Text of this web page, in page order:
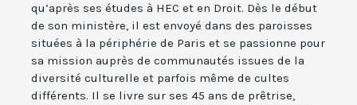
qu’après ses études à HEC et en Droit. Dès le début
de son ministère, il est envoyé dans des paroisses
situées à la périphérie de Paris et se passionne pour
sa mission auprès de communautés issues de la
diversité culturelle et parfois même de cultes
différents. Il se livre sur ses 45 ans de prêtrise,